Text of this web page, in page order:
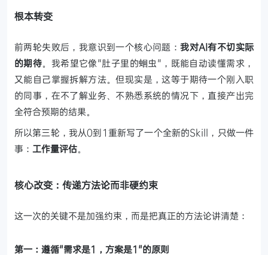
根本转变
前两轮失败后，我意识到一个核心问题：我对AI有不切实际
的期待。我希望它像"肚子里的蛔虫"，既能自动读懂需求，
又能自己掌握拆解方法。但现实是，这等于期待一个刚入职
的同事，在不了解业务、不熟悉系统的情况下，直接产出完
全符合预期的结果。
所以第三轮，我从0到1重新写了一个全新的Skill，只做一件
事： 工作量评估。
核心改变：传递方法论而非硬约束
这一次的关键不是加强约束，而是把真正的方法论讲清楚：
第一：遵循"需求是1，方案是1"的原则